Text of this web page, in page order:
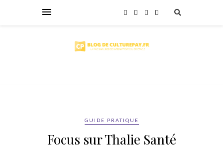
GUIDE PRATIQUE
Focus sur Thalie Santé